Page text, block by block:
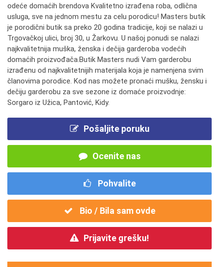
odeće domaćih brendova Kvalitetno izrađena roba, odlična
usluga, sve na jednom mestu za celu porodicu! Masters butik
je porodični butik sa preko 20 godina tradicije, koji se nalazi u
Trgovačkoj ulici, broj 30, u Žarkovu. U našoj ponudi se nalazi
najkvalitetnija muška, ženska i dečija garderoba vodećih
domaćih proizvođača.Butik Masters nudi Vam garderobu
izrađenu od najkvalitetnijih materijala koja je namenjena svim
članovima porodice. Kod nas možete pronaći mušku, žensku i
dečiju garderobu za sve sezone iz domaće proizvodnje:
Sorgaro iz Užica, Pantović, Kidy.
Pošaljite poruku
Ocenite nas
Pohvalite
Bio / Bila sam ovde
Prijavite grešku!